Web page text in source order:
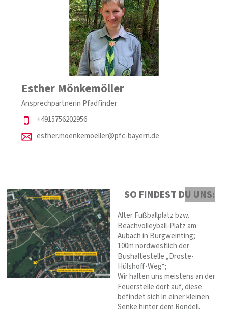
Esther Mönkemöller
Ansprechpartnerin Pfadfinder
+4915756202956
esther.moenkemoeller@pfc-bayern.de
SO FINDEST DU UNS:
Alter Fußballplatz bzw.
Beachvolleyball-Platz am
Aubach in Burgweinting;
100m nordwestlich der
Bushaltestelle „Droste-
Hülshoff-Weg“;
Wir halten uns meistens an der
Feuerstelle dort auf, diese
befindet sich in einer kleinen
Senke hinter dem Rondell.